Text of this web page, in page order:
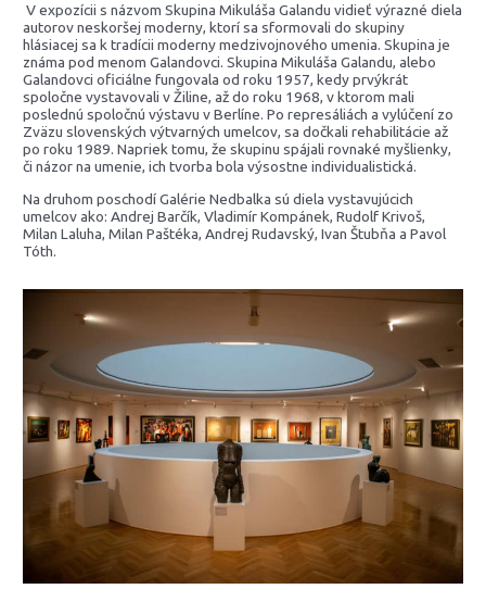
V expozícii s názvom Skupina Mikuláša Galandu vidieť výrazné diela
autorov neskoršej moderny, ktorí sa sformovali do skupiny
hlásiacej sa k tradícii moderny medzivojnového umenia. Skupina je
známa pod menom Galandovci. Skupina Mikuláša Galandu, alebo
Galandovci oficiálne fungovala od roku 1957, kedy prvýkrát
spoločne vystavovali v Žiline, až do roku 1968, v ktorom mali
poslednú spoločnú výstavu v Berlíne. Po represáliách a vylúčení zo
Zväzu slovenských výtvarných umelcov, sa dočkali rehabilitácie až
po roku 1989. Napriek tomu, že skupinu spájali rovnaké myšlienky,
či názor na umenie, ich tvorba bola výsostne individualistická.
Na druhom poschodí Galérie Nedbalka sú diela vystavujúcich
umelcov ako: Andrej Barčík, Vladimír Kompánek, Rudolf Krivoš,
Milan Laluha, Milan Paštéka, Andrej Rudavský, Ivan Štubňa a Pavol
Tóth.